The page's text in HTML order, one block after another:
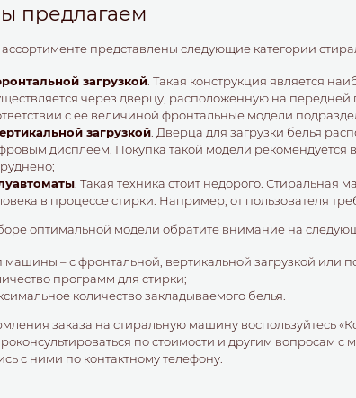
предлагаем
представлены следующие категории
загрузкой . Такая конструкция является
через дверцу, расположенную на передней
с ее величиной фронтальные модели
загрузкой . Дверца для загрузки белья
дисплеем. Покупка такой модели рекомендуется
. Такая техника стоит недорого.
в процессе стирки. Например, от пользователя
оптимальной модели обратите внимание на
машины – с фронтальной, вертикальной загрузкой или
программ для стирки;
количество закладываемого белья.
заказа на стиральную машину воспользуйтесь
по стоимости и другим вопросам
с ними по контактному телефону.